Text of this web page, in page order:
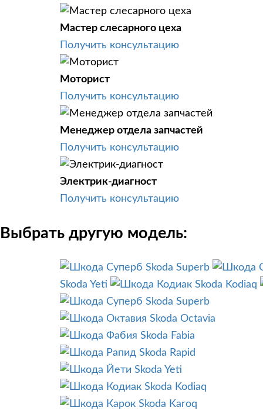
Мастер слесарного цеха
Получить консультацию
Моторист
Получить консультацию
Менеджер отдела запчастей
Получить консультацию
Электрик-диагност
Получить консультацию
Выбрать другую модель:
Skoda Superb
Skoda Yeti
Skoda Kodiaq
Skoda Superb
Skoda Octavia
Skoda Fabia
Skoda Rapid
Skoda Yeti
Skoda Kodiaq
Skoda Karoq